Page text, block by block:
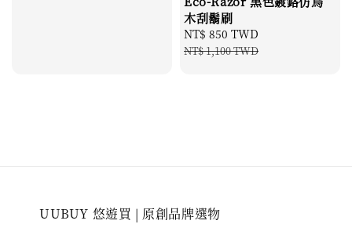
木刮鬍刷
Sale
price
NT$ 850 TWD
NT$ 1,100 TWD
UUBUY 悠遊買 | 原創品牌選物